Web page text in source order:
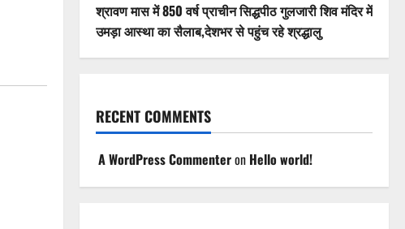
श्रावण मास में 850 वर्ष प्राचीन सिद्धपीठ गुलजारी शिव मंदिर में
उमड़ा आस्था का सैलाब,देशभर से पहुंच रहे श्रद्धालु
RECENT COMMENTS
A WordPress Commenteron Hello world!